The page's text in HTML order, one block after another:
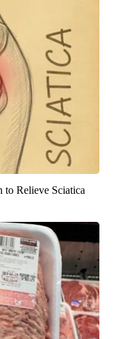
to Relieve Sciatica